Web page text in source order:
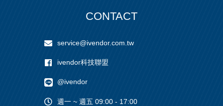
CONTACT
service@ivendor.com.tw
ivendor科技聯盟
@ivendor
週一 ~ 週五 09:00 - 17:00